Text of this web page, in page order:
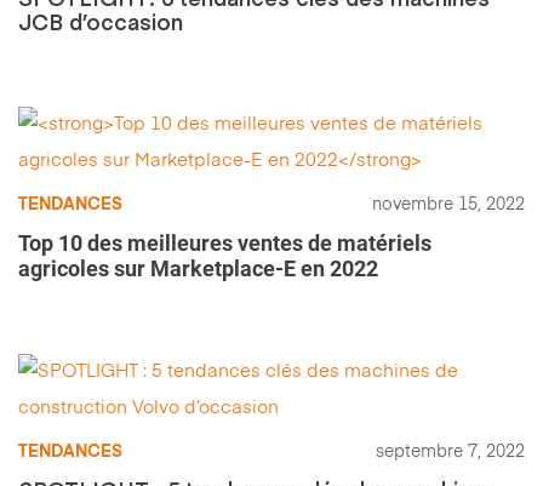
JCB d’occasion
TENDANCES novembre 15, 2022
Top 10 des meilleures ventes de matériels
agricoles sur Marketplace-E en 2022
TENDANCES septembre 7, 2022